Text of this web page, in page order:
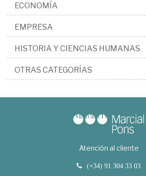
ECONOMÍA
EMPRESA
HISTORIA Y CIENCIAS HUMANAS
OTRAS CATEGORÍAS
Atención al cliente
(+34) 91 304 33 03